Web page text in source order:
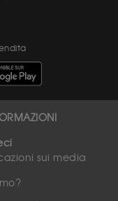
sui media